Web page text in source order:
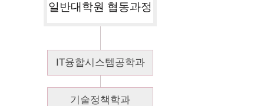
일반대학원 협동과정
IT융합시스템공학과
기술정책학과